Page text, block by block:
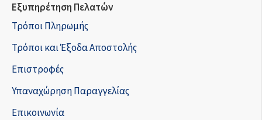
Εξυπηρέτηση Πελατών
Τρόποι Πληρωμής
Τρόποι και Έξοδα Αποστολής
Επιστροφές
Υπαναχώρηση Παραγγελίας
Επικοινωνία